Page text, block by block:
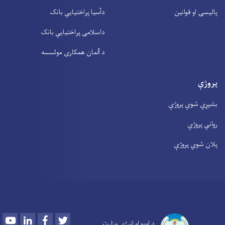
پالیسۍ او قوانین
دآسیا پراختیايې بانک
داسلامی پراختیايې بانک
د آلمان همکاری موئسسه
پروژې
بشپړې شوي پروژې
روانې پروژې
پلان شوي پروژې
YoutubeLinkedInFacebook